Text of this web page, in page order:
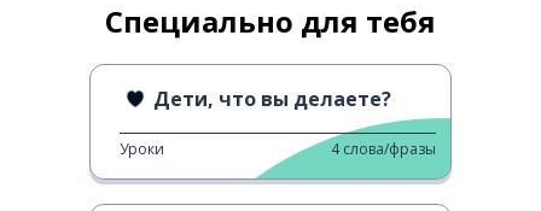
Специально для тебя
Дети, что вы делаете?
Уроки 4 слова/фразы